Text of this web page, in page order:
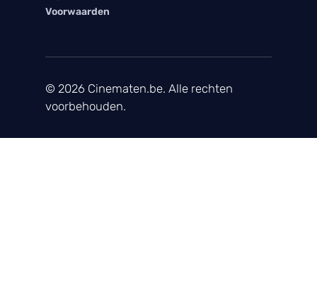
Voorwaarden
© 2026 Cinematen.be. Alle rechten
voorbehouden.